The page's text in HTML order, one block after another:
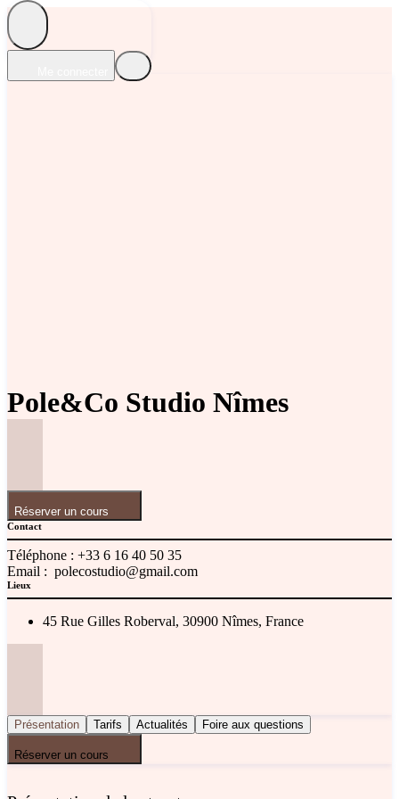
Pole&Co Studio Nîmes
Réserver un cours
Contact
Téléphone : +33 6 16 40 50 35
Email : polecostudio@gmail.com
Lieux
45 Rue Gilles Roberval, 30900 Nîmes, France
Présentation Tarifs Actualités Foire aux questions
Réserver un cours